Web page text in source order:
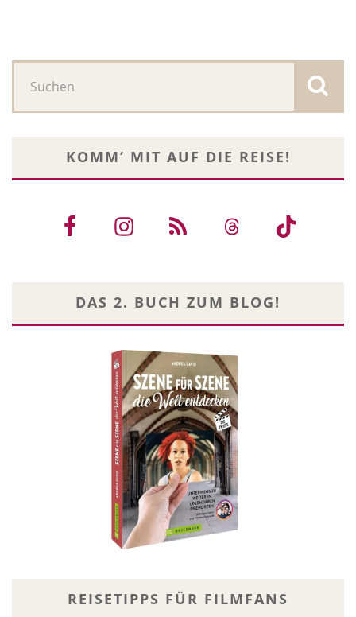
KOMM‘ MIT AUF DIE REISE!
DAS 2. BUCH ZUM BLOG!
REISETIPPS FÜR FILMFANS